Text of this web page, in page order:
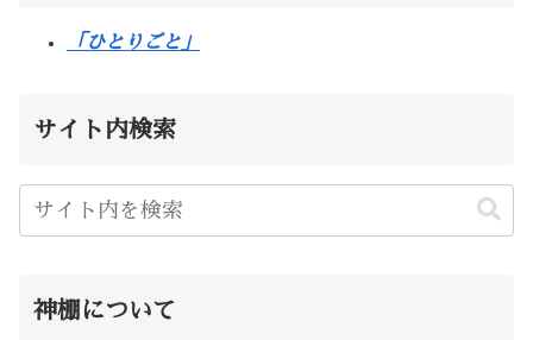
「ひとりごと」
サイト内検索
神棚について